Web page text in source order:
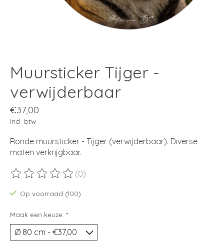
Muursticker Tijger -
verwijderbaar
€37,00
Incl. btw
Ronde muursticker - Tijger (verwijderbaar). Diverse
maten verkrijgbaar.
De beoordeling van dit product is
(0)
Op voorraad (100)
Maak een keuze: *